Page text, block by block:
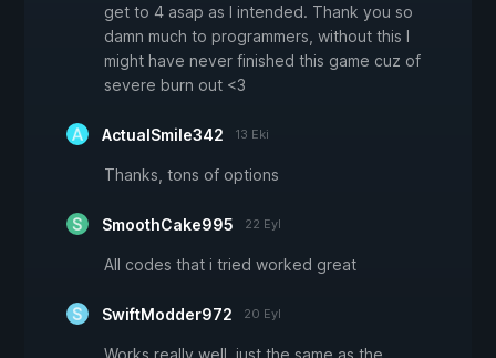
get to 4 asap as I intended. Thank you so
damn much to programmers, without this I
might have never finished this game cuz of
severe burn out <3
ActualSmile342 13 Eki
Thanks, tons of options
SmoothCake995 22 Eyl
All codes that i tried worked great
SwiftModder972 20 Eyl